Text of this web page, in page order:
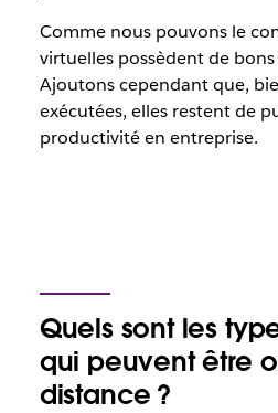
Comme nous pouvons le
virtuelles possèdent de
Ajoutons cependant que,
exécutées, elles restent de
productivité en entreprise.
Quels sont les
qui peuvent être
distance ?